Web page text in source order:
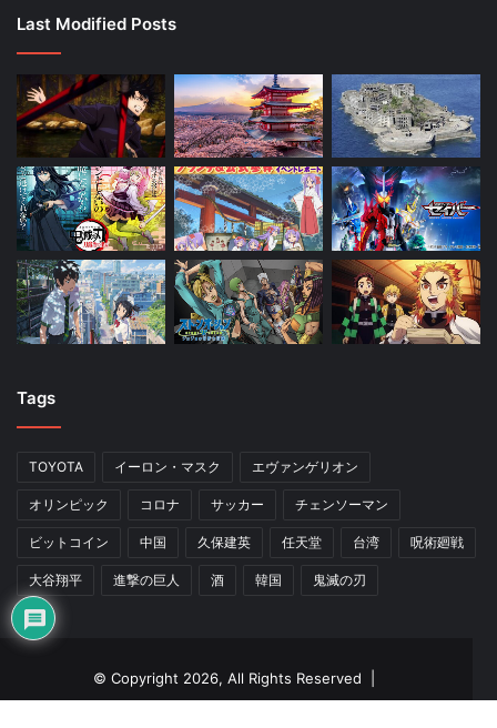
Last Modified Posts
Tags
TOYOTA イーロン・マスク エヴァンゲリオン
オリンピック コロナ サッカー チェンソーマン
ビットコイン 中国 久保建英 任天堂 台湾 呪術廻戦
大谷翔平 進撃の巨人 酒 韓国 鬼滅の刃
© Copyright 2026, All Rights Reserved |